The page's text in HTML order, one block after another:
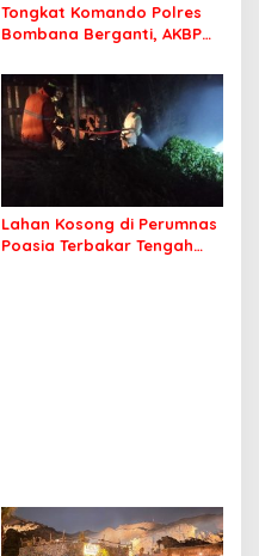
Tongkat Komando Polres
Bombana Berganti, AKBP
Kepolisian Bombana
Lahan Kosong di Perumnas
Poasia Terbakar Tengah